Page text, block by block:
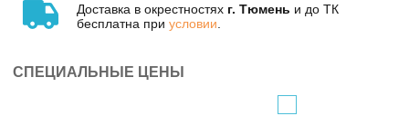
Доставка в окрестностях г. Тюмень и до ТК
бесплатна при условии
СПЕЦИАЛЬНЫЕ ЦЕНЫ